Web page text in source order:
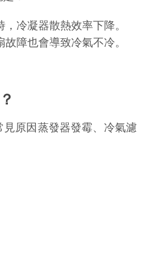
冷凝器散熱效率下降。
障也會導致冷氣不冷。
原因蒸發器發霉、冷氣濾